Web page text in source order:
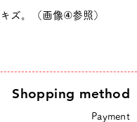
ズ。（画像④参照）
Shopping method
Payment